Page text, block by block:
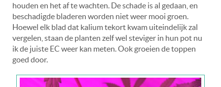
houden en het af te wachten. De schade is al gedaan, en
beschadigde bladeren worden niet weer mooi groen.
Hoewel elk blad dat kalium tekort kwam uiteindelijk zal
vergelen, staan de planten zelf wel steviger in hun pot nu
ik de juiste EC weer kan meten. Ook groeien de toppen
goed door.